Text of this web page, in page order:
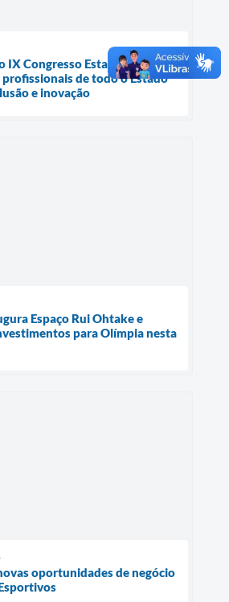
IX Congresso Estadual das
de todo o Estado
e inovação
Espaço Rui Ohtake e
para Olímpia nesta
oportunidades de negócio